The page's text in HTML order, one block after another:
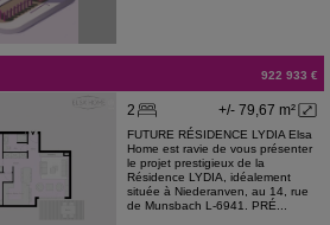
922 933 €
+/- 79,67 m²
2
FUTURE RÉSIDENCE LYDIA Elsa
Home est ravie de vous présenter
le projet prestigieux de la
Résidence LYDIA, idéalement
située à Niederanven, au 14, rue
de Munsbach L-6941. PRÉ...